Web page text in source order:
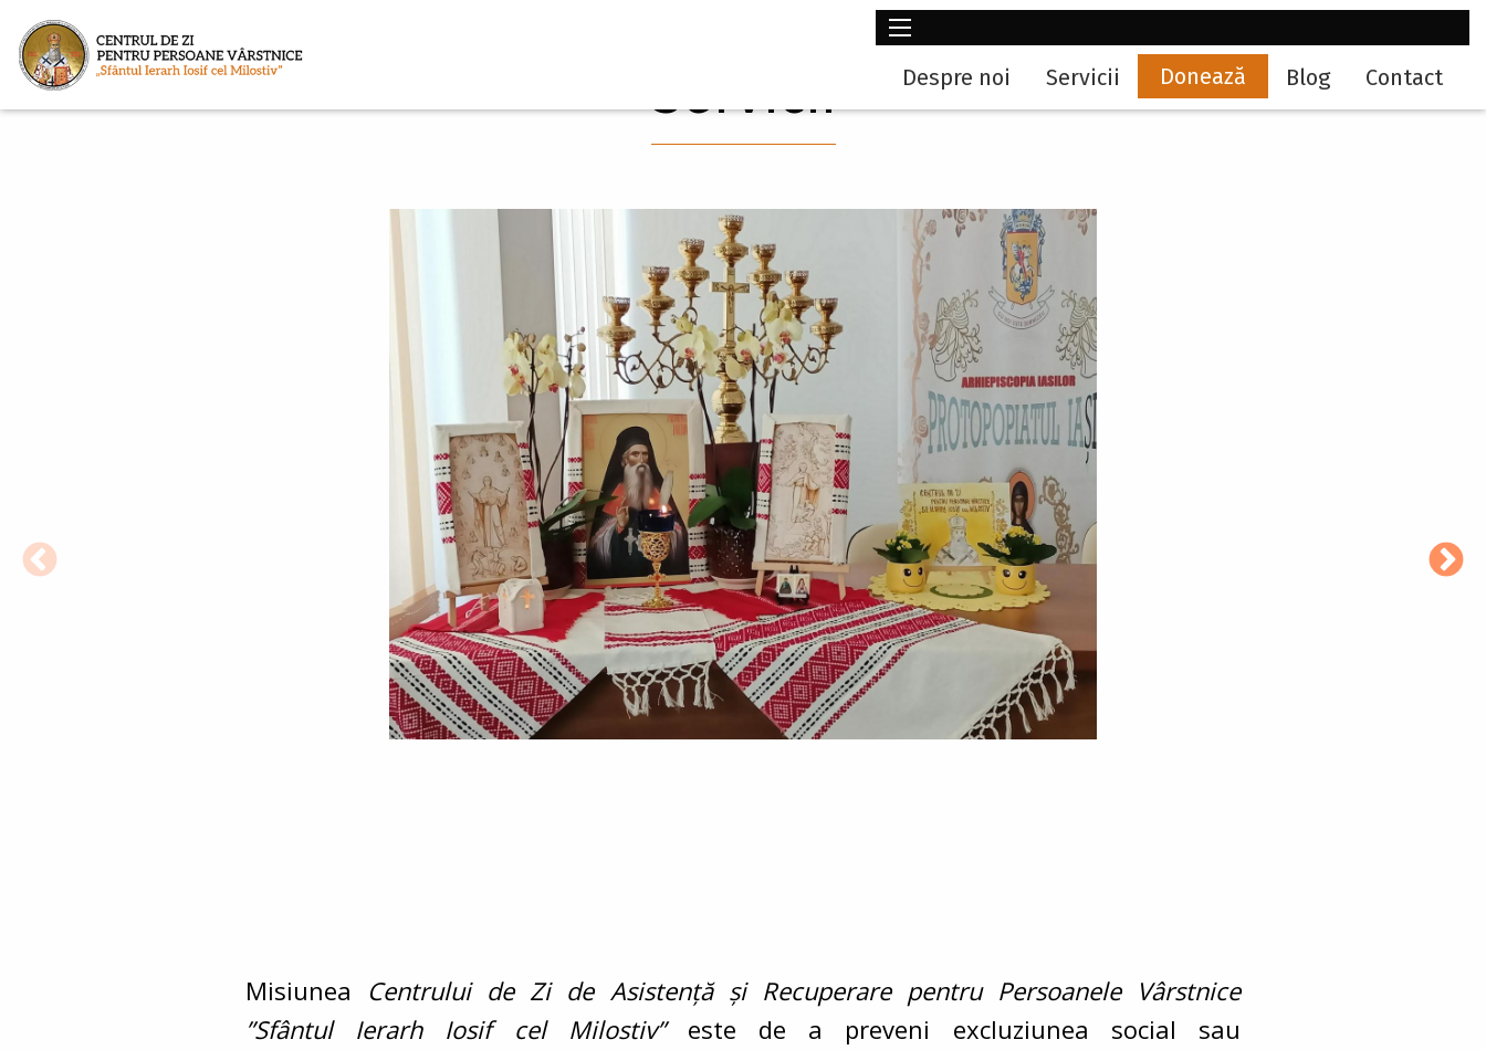
Sari la conținutul principal
Main
navigation
Despre noi Servicii Donează Blog Contact
Servicii
Misiunea Centrului de Zi de Asistență și Recuperare pentru Persoanele Vârstnice
”Sfântul Ierarh Iosif cel Milostiv” este de a preveni excluziunea social sau